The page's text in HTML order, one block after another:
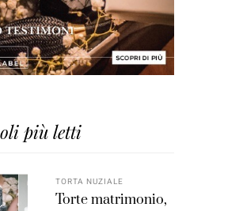
più letti
TORTA NUZIALE
Torte matrimonio,